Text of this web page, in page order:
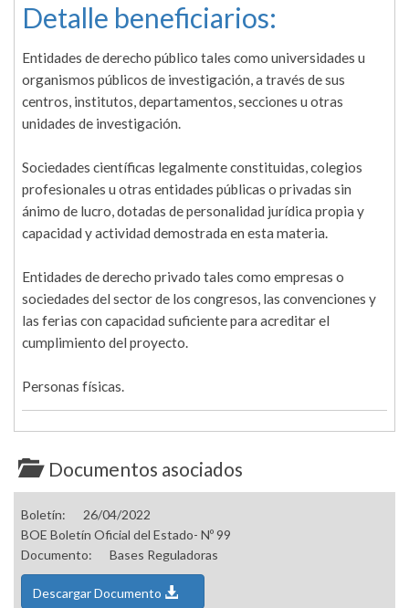
Detalle beneficiarios:
Entidades de derecho público tales como universidades u
organismos públicos de investigación, a través de sus
centros, institutos, departamentos, secciones u otras
unidades de investigación.
Sociedades científicas legalmente constituidas, colegios
profesionales u otras entidades públicas o privadas sin
ánimo de lucro, dotadas de personalidad jurídica propia y
capacidad y actividad demostrada en esta materia.
Entidades de derecho privado tales como empresas o
sociedades del sector de los congresos, las convenciones y
las ferias con capacidad suficiente para acreditar el
cumplimiento del proyecto.
Personas físicas.
Documentos asociados
Boletín:
26/04/2022
BOE Boletín Oficial del Estado- Nº 99
Documento:
Bases Reguladoras
Descargar Documento